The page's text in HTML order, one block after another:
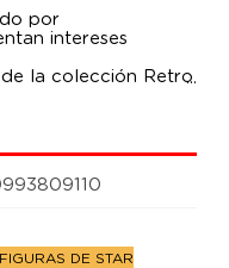
por
intereses
la colección Retro
verse igual al
The Mandalorian
con diseño y
Star Wars de los
FIGURAS DE STAR